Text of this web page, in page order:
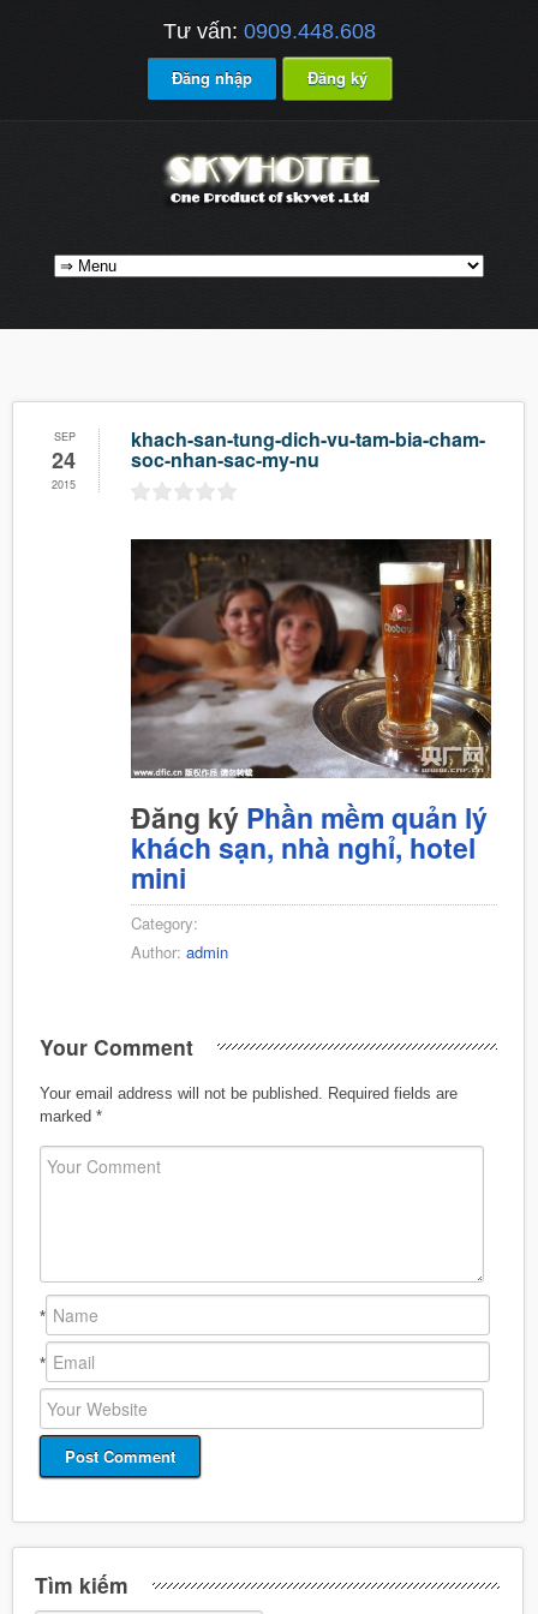
Tư vấn: 0909.448.608
Đăng nhập Đăng ký
SEP
24
2015
khach-san-tung-dich-vu-tam-bia-cham-
soc-nhan-sac-my-nu
Đăng ký Phần mềm quản lý
khách sạn, nhà nghỉ, hotel
mini
Category:
Author: admin
Your Comment
Your email address will not be published.
Required fields are
marked *
*
*
Tìm kiếm